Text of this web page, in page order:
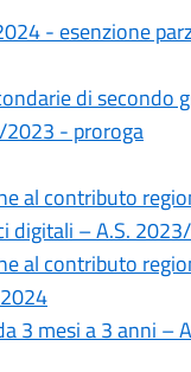
- esenzione
di secondo
- proroga
al contributo
digitali – A.S.
al contributo
3 mesi a 3 anni –